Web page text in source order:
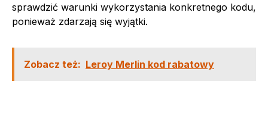
sprawdzić warunki wykorzystania konkretnego kodu,
ponieważ zdarzają się wyjątki.
Zobacz też: Leroy Merlin kod rabatowy